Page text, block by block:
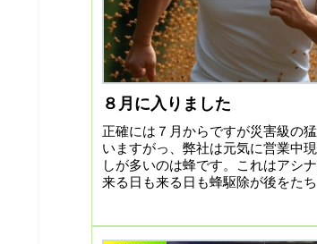
８月に入りました
正確には７月からですが災害級の
いますがっ、弊社は元気に営業中
しが多いのは蜂です。これはアシナ
来る日も来る日も蜂駆除が後をた
が、不安になっておられるお客様